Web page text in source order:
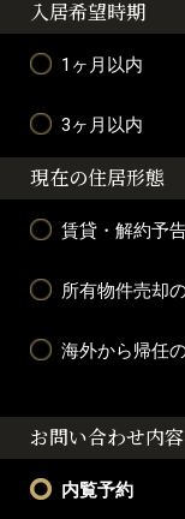
入居希望時期
1ヶ月以内
3ヶ月以内
現在の住居形態
賃貸・解約予
所有物件売却
海外から帰任
お問い合わせ内容
内覧予約